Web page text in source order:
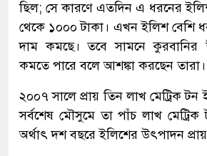
ছিল; সে কারণে এতদিন এ ধরনের
থেকে ১০০০ টাকা। এখন ইলিশ বেশি
দাম কমছে। তবে সামনে কুরবানির
কমতে পারে বলে আশঙ্কা করছেন তারা।
২০০৭ সালে প্রায় তিন লাখ মেট্রিক টন
সর্বশেষ মৌসুমে তা পাঁচ লাখ
অর্থাৎ দশ বছরে ইলিশের উৎপাদন প্রায়